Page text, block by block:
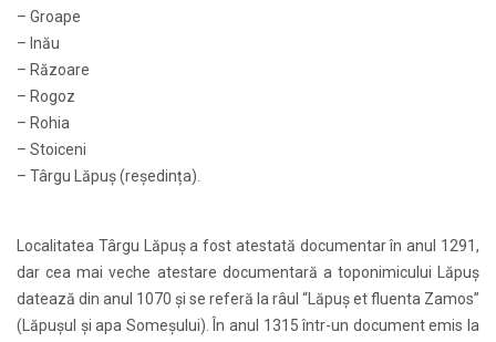
– Groape
– Inău
– Răzoare
– Rogoz
– Rohia
– Stoiceni
– Târgu Lăpuș (reședința).
Localitatea Târgu Lăpuș a fost atestată documentar în anul 1291,
dar cea mai veche atestare documentară a toponimicului Lăpuș
datează din anul 1070 și se referă la râul “Lăpuș et fluenta Zamos”
(Lăpușul și apa Someșului). În anul 1315 într-un document emis la